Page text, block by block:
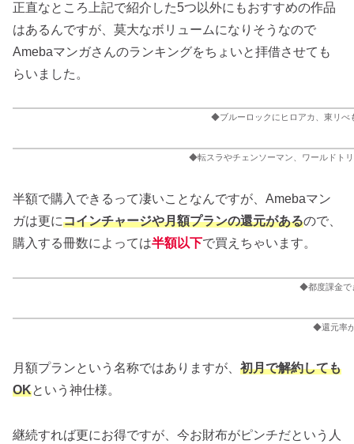
正直なところ上記で紹介した5つ以外にもおすすめの作品
はあるんですが、莫大なボリュームになりそうなので
Amebaマンガさんのランキングをちょいと拝借させても
らいました。
◆ブルーロックにヒロアカ、東リべ
◆転スラやチェンソーマン、ワールドト
半額で購入できるって凄いことなんですが、Amebaマン
ガは更にコインチャージや月額プランの還元があるので、
購入する冊数によっては半額以下で買えちゃいます。
◆都度課金で
◆還元率
月額プランという名称ではありますが、 初月で解約しても
OKという神仕様。
継続すれば更にお得ですが、今お財布がピンチだという人